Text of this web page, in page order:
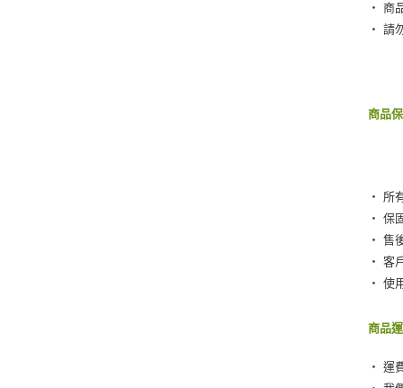
‧ 商
‧ 請
商品
‧ 所
‧ 保
‧ 售
‧ 客
‧ 使
商品
‧ 運